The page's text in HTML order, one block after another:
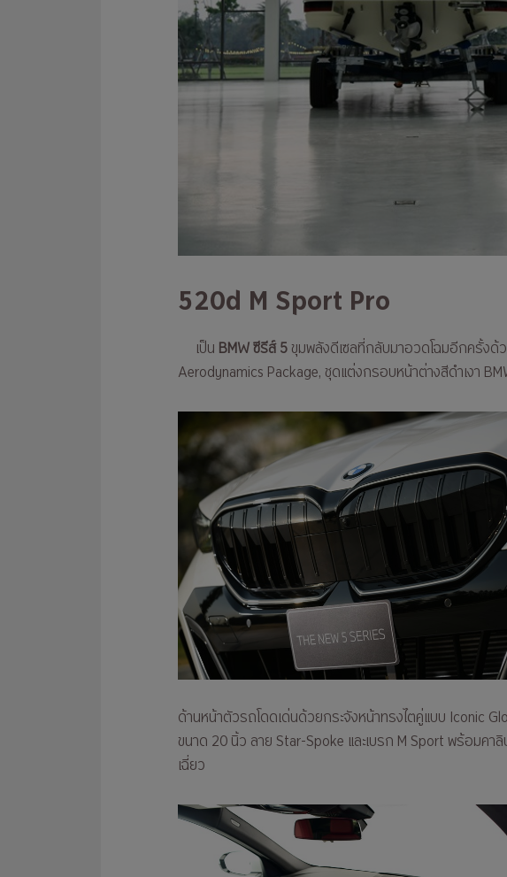
520d M Sport Pro
เป็น BMW ซีรีส์ 5ขุมพลังดีเซลที่กลับมาอวดโฉมอีกครั้งด้
Aerodynamics Package, ชุดแต่งกรอบหน้าต่างสีดำเงา
ด้านหน้าตัวรถโดดเด่นด้วยกระจังหน้าทรงไตคู่แบบ Iconic
ขนาด 20 นิ้ว ลาย Star-Spoke และเบรก M Sport พร้อมคา
เฉี่ยว